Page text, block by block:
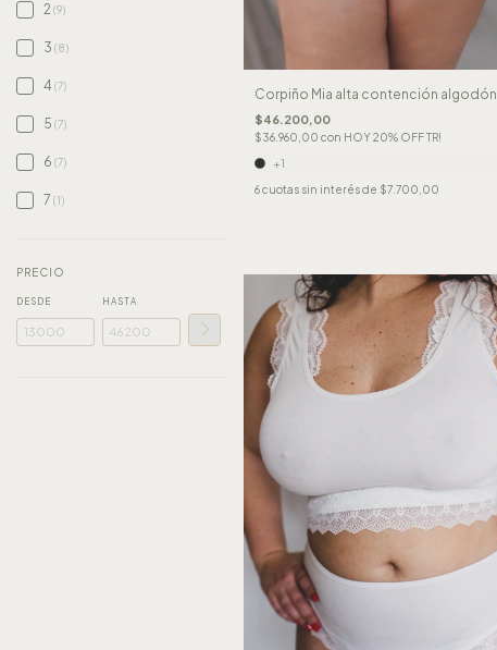
2(9)
3 (8)
4 (7)
5 (7)
6 (7)
7 (1)
PRECIO
DESDE HASTA
Corpiño Mia alta contención algodón
$46.200,00
$36.960,00 con HOY 20% OFF TR!
+1
6cuotas sin interés de $7.700,00